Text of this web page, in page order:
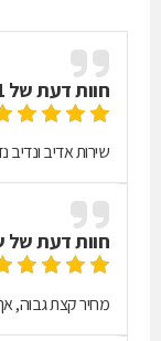
חוות דעת של
שירות אדיב
חוות דעת של
מחיר קצת גבוה,